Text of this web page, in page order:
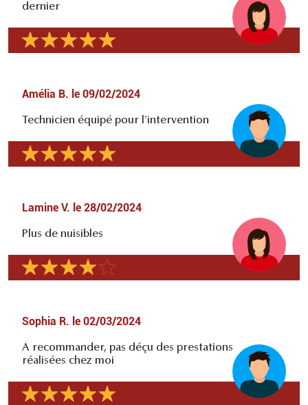
dernier
Amélia B. le 09/02/2024
Technicien équipé pour l'intervention
Lamine V. le 28/02/2024
Plus de nuisibles
Sophia R. le 02/03/2024
A recommander, pas déçu des prestations
réalisées chez moi